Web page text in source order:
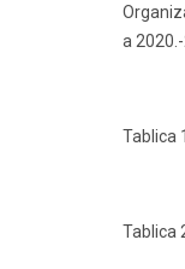
a
Tablica
Tablica